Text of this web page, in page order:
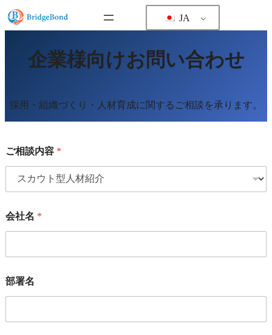
内
容
JA
企業様向けお問い合わせ
採用・組織づくり・人材育成に関するご相談を承ります。
ご相談内容 *
会社名 *
部署名